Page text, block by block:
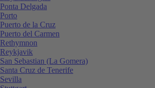
Ponta Delgada
Porto
Puerto de la Cruz
Puerto del Carmen
Rethymnon
Reykjavik
San Sebastian (La Gomera)
Santa Cruz de Tenerife
Sevilla